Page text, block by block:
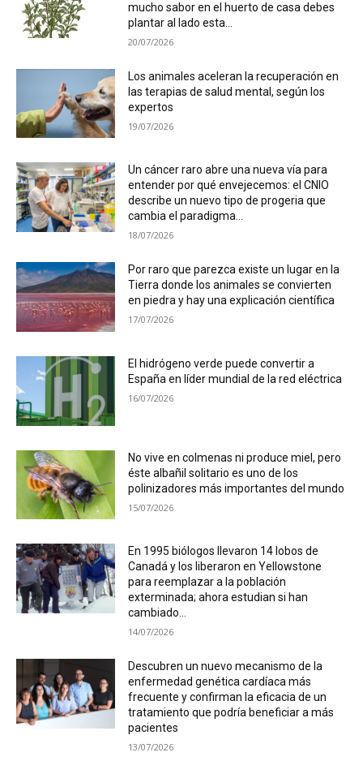
mucho sabor en el huerto de casa debes
plantar al lado esta...
20/07/2026
Los animales aceleran la recuperación en
las terapias de salud mental, según los
expertos
19/07/2026
Un cáncer raro abre una nueva vía para
entender por qué envejecemos: el CNIO
describe un nuevo tipo de progeria que
cambia el paradigma...
18/07/2026
Por raro que parezca existe un lugar en la
Tierra donde los animales se convierten
en piedra y hay una explicación científica
17/07/2026
El hidrógeno verde puede convertir a
España en líder mundial de la red eléctrica
16/07/2026
No vive en colmenas ni produce miel, pero
éste albañil solitario es uno de los
polinizadores más importantes del mundo
15/07/2026
En 1995 biólogos llevaron 14 lobos de
Canadá y los liberaron en Yellowstone
para reemplazar a la población
exterminada; ahora estudian si han
cambiado...
14/07/2026
Descubren un nuevo mecanismo de la
enfermedad genética cardíaca más
frecuente y confirman la eficacia de un
tratamiento que podría beneficiar a más
pacientes
13/07/2026